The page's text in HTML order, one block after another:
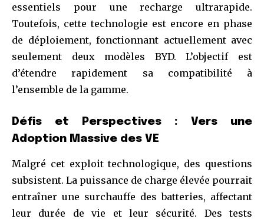
essentiels pour une recharge ultrarapide.
Toutefois, cette technologie est encore en phase
de déploiement, fonctionnant actuellement avec
seulement deux modèles BYD. L’objectif est
d’étendre rapidement sa compatibilité à
l’ensemble de la gamme.
Défis et Perspectives : Vers une
Adoption Massive des VE
Malgré cet exploit technologique, des questions
subsistent. La puissance de charge élevée pourrait
entraîner une surchauffe des batteries, affectant
leur durée de vie et leur sécurité. Des tests